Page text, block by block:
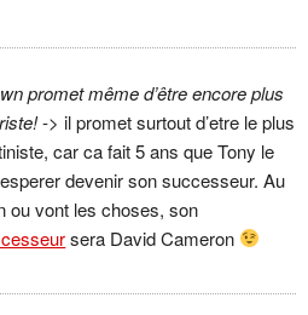
promet même d’être encore plus
-> il promet surtout d’etre le plus
car ca fait 5 ans que Tony le
devenir son successeur. Au
ou vont les choses, son
sera David Cameron